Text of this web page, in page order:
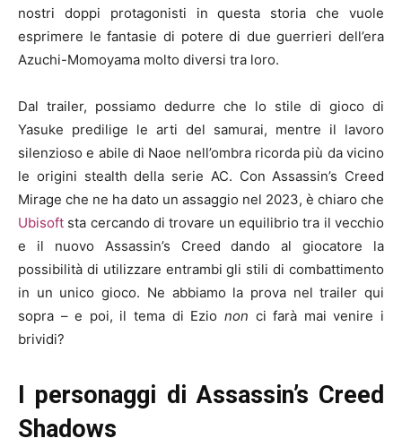
nostri doppi protagonisti in questa storia che vuole
esprimere le fantasie di potere di due guerrieri dell’era
Azuchi-Momoyama molto diversi tra loro.
Dal trailer, possiamo dedurre che lo stile di gioco di
Yasuke predilige le arti del samurai, mentre il lavoro
silenzioso e abile di Naoe nell’ombra ricorda più da vicino
le origini stealth della serie AC. Con Assassin’s Creed
Mirage che ne ha dato un assaggio nel 2023, è chiaro che
Ubisoft sta cercando di trovare un equilibrio tra il vecchio
e il nuovo Assassin’s Creed dando al giocatore la
possibilità di utilizzare entrambi gli stili di combattimento
in un unico gioco. Ne abbiamo la prova nel trailer qui
sopra – e poi, il tema di Ezio non ci farà mai venire i
brividi?
I personaggi di Assassin’s Creed
Shadows